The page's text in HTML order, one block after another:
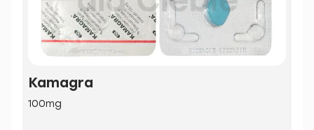
Kamagra
100mg